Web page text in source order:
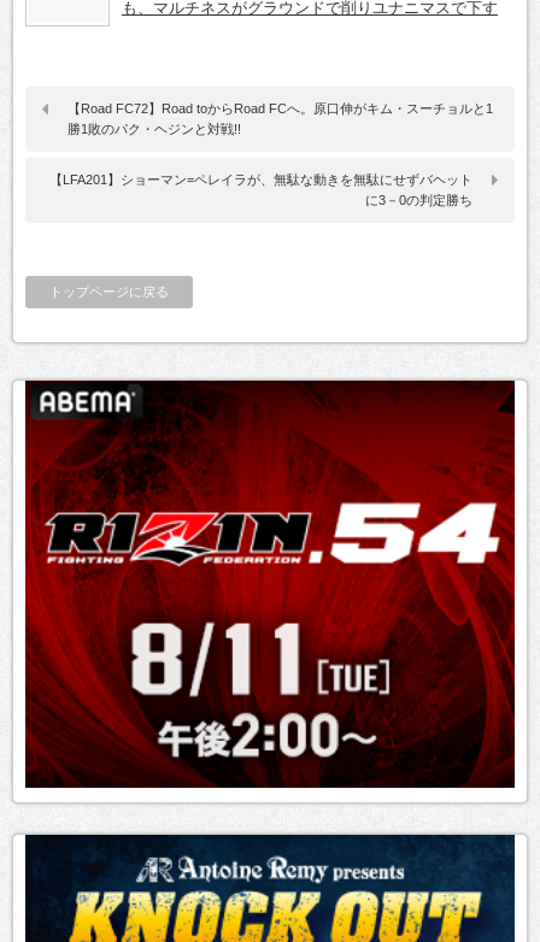
も、マルチネスがグラウンドで削りユナニマスで下す
【Road FC72】Road toからRoad FCへ。原口伸がキム・スーチョルと1
勝1敗のパク・ヘジンと対戦!!
【LFA201】ショーマン=ペレイラが、無駄な動きを無駄にせずバヘット
に3－0の判定勝ち
トップページに戻る